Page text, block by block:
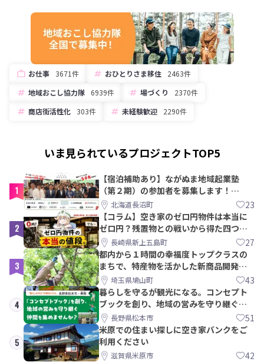
お仕事 3671件 おひとりさま移住
2463件
地域おこし協力隊
6939件 場づくり
2370件
商店街活性化 303件 未経験歓迎 2290件
いま見られているプロジェクトTOP5
1
【宿泊補助あり】ながぬま地域起業塾
（第２期）の参加者を募集します！
【8/21〆】
北海道長沼町 23
2
【コラム】空き家のゼロ円物件は本当に
ゼロ円？残置物との戦いから得た四つの
教訓｜新上五島町
長崎県新上五島町 27
3
都内から１時間の幸福度トップクラスの
まちで、特産物を活かした新商品開発＆
PRメンバー募集！
埼玉県鳩山町 43
4
暮らしを守るが観光になる。コンセプト
ブックを創り、地域の営みを守り継ぐ仲
間を集めませんか？
長野県松本市 51
5
米原での住まい探しに空き家バンクをご
利用ください
滋賀県米原市 42